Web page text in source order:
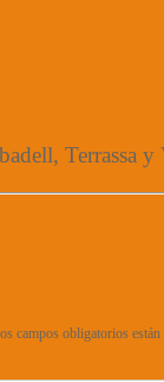
Terrassa y
campos obligatorios